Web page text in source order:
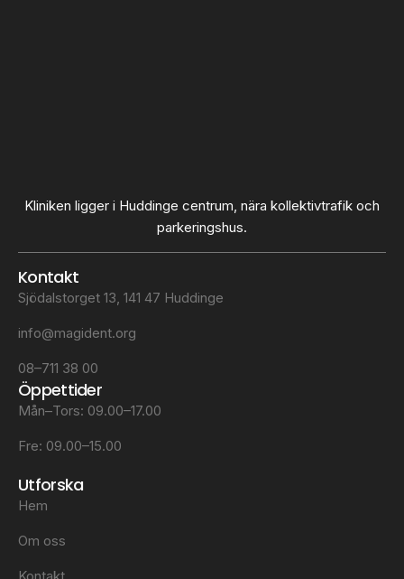
Kliniken ligger i Huddinge centrum, nära kollektivtrafik och
parkeringshus.
Utforska
Hem
Om oss
Kontakt
Sjödalstorget 13, 141 47 Huddinge
info@magident.org
08–711 38 00
Öppettider
Mån–Tors: 09.00–17.00
Fre: 09.00–15.00